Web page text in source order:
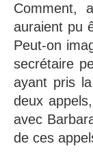
Comment,
auraient pu
Peut-on
secrétaire
ayant pris
deux
avec
de ces